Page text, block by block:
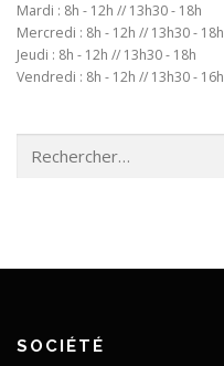
Mardi : 8h - 12h // 13h30 - 18h
Mercredi : 8h - 12h // 13h30 - 18h
Jeudi : 8h - 12h // 13h30 - 18h
Vendredi : 8h - 12h // 13h30 - 16h
SOCIÉTÉ